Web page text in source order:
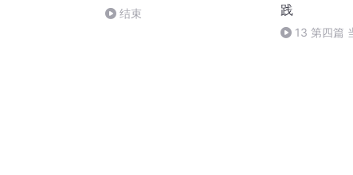
结束
践
13 第四篇